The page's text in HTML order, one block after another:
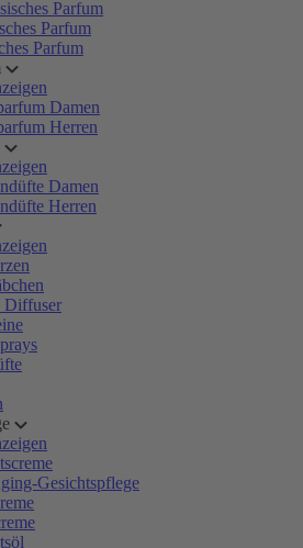
Parfum
Parfum
Parfum
Damen
Herren
Damen
Herren
Diffuser
Gesichtspflege